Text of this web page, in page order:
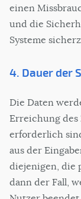
einen
und die
Systeme
4. Dauer der
Die Daten
Erreichung
erforderlich
aus der
diejenigen, die
dann der Fall,